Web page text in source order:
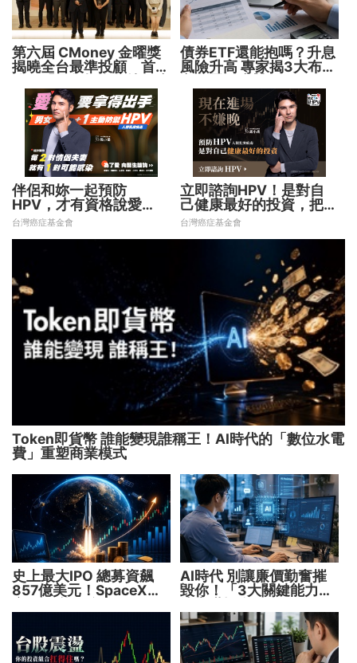
第六屆 CMoney 金曜獎
揭曉全台最準投顧 首度
用 助攻投顧、投信打造
下一代
債券ETF還能抱嗎？升息
風險升高 專家揭3大布局
伴侶和妳一起預防
HPV，才有資格說愛
妳！
台灣癌症基金會
立即諮詢HPV！是對自
己健康最好的投資，把握
現在不嫌晚！
台灣癌症基金會
Token即貨幣 誰能變現誰稱王！AI時代的「數位水電
費」重塑商業模式
史上最大IPO 總募資飆
857億美元！SpaceX升
AI時代 別讓廉價勤奮摧
毀你！「3大關鍵能力」